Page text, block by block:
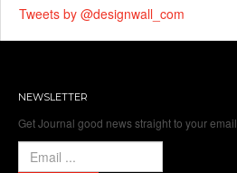
Tweets by @designwall_com
NEWSLETTER
Get Journal good news straight to your email.